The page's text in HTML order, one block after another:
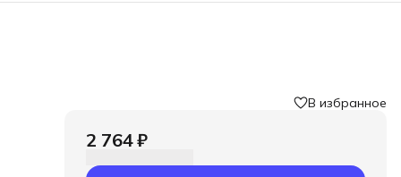
В избранное
2 764 ₽